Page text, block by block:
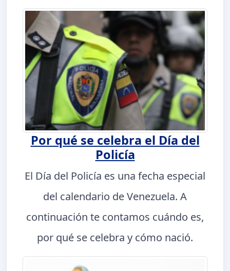
Por qué se celebra el Día del
Policía
El Día del Policía es una fecha especial
del calendario de Venezuela. A
continuación te contamos cuándo es,
por qué se celebra y cómo nació.